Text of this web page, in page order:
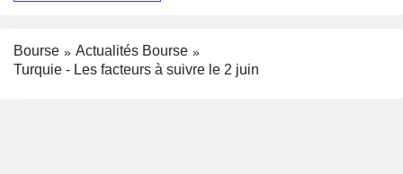
Bourse
Actualités Bourse
Turquie - Les facteurs à suivre le 2 juin